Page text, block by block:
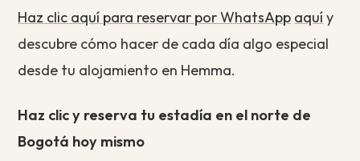
Haz clic aquí para reservar por WhatsApp aquíy
descubre cómo hacer de cada día algo especial
desde tu alojamiento en Hemma.
Haz clic y reserva tu estadía en el norte de
Bogotá hoy mismo